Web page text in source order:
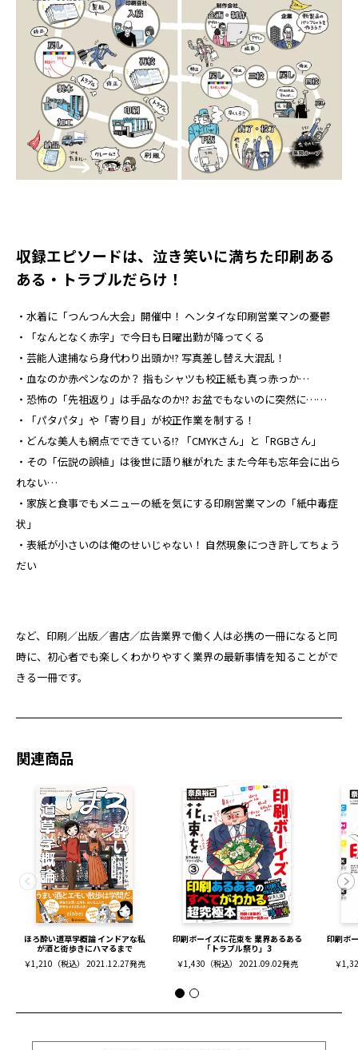
収録エピソードは、泣き笑いに満ちた印刷ある
ある・トラブルだらけ！
・水着に「つんつん大会」開催中！ ヘンタイな印刷営業マンの憂鬱
・「なんとなく赤字」で今日も日曜出勤が降ってくる
・芸能人逮捕なら身代わり出頭か!? 写真差し替え大混乱！
・血なのか赤ペンなのか？ 指もシャツも校正紙も真っ赤っか…
・恐怖の「先祖返り」は手品なのか!? お盆でもないのに突然に……
・「パタパタ」や「寄り目」が校正作業を制する！
・どんな美人も網点でできている!? 「CMYKさん」と「RGBさん」
・その「伝説の誤植」は後世に語り継がれた また今年も忘年会に出ら
れない…
・家族と食事でもメニューの紙を気にする印刷営業マンの「紙中毒症
状」
・表紙が小さいのは俺のせいじゃない！ 自然現象につき許してちょう
だい
など、印刷／出版／書店／広告業界で働く人は必携の一冊になると同
時に、初心者でも楽しくわかりやすく業界の最新事情を知ることがで
きる一冊です。
関連商品
ほろ酔い道草学概論 インドアな私
が酒と街歩きにハマるまで
￥1,210（税込） 2021.12.27発売
印刷ボーイズに花束を 業界あるある
「トラブル祭り」3
￥1,430（税込） 2021.09.02発売
印刷ボ
￥